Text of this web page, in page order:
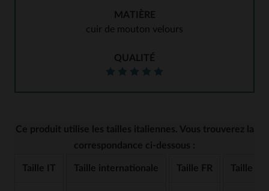
MATIÈRE
cuir de mouton velours
QUALITÉ
Ce produit utilise les tailles italiennes. Vous trouverez la
correspondance ci-dessous :
Taille IT Taille internationale Taille FR Taille US